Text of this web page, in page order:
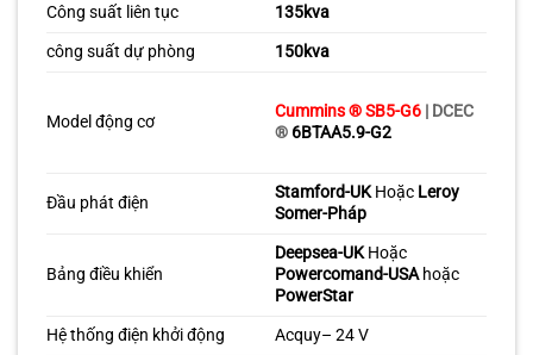
Công suất liên tục
135kva
công suất dự phòng
150kva
Model động cơ
Cummins ® SB5-G6 | DCEC
® 6BTAA5.9-G2
Đầu phát điện
Stamford-UKHoặc Leroy
Somer-Pháp
Bảng điều khiển
Deepsea-UKHoặc
Powercomand-USA hoặc
PowerStar
Hệ thống điện khởi động
Acquy– 24 V